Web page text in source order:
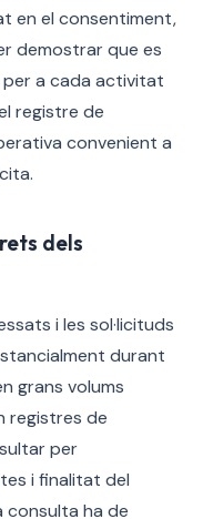
en el consentiment,
demostrar que es
a cada activitat
registre de
convenient a
dels
i les sol·licituds
durant
grans volums
registres de
per
i finalitat del
ha de